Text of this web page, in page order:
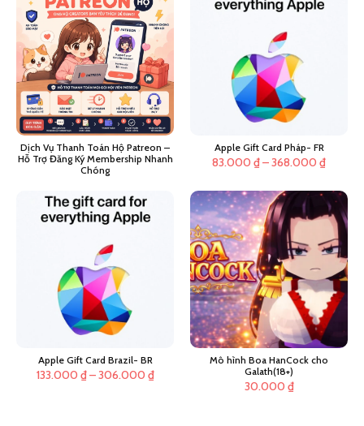
58.000 ₫
đến
237.000 ₫
Dịch Vụ Thanh Toán Hộ Patreon –
Hỗ Trợ Đăng Ký Membership Nhanh
Chóng
Apple Gift Card Pháp- FR
83.000 ₫–368.000 ₫Khoảng
từ
đến
Apple Gift Card Brazil- BR
133.000 ₫–306.000 ₫Khoảng
Mô hình Boa HanCock cho
Galath(18+)
30.000 ₫